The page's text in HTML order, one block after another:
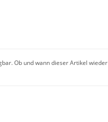
Ob und wann dieser Artikel wieder